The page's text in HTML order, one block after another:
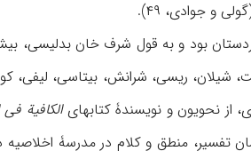
بود و به قول شرف خان بدلیسی،
از نحویون و نویسندۀ کتابهایالکافیة
تفسیر، منطق و کلام در مدرسۀ